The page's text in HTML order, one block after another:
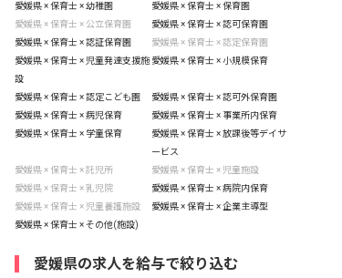
愛媛県 × 保育士 × 幼稚園
愛媛県 × 保育士 × 保育園
愛媛県 × 保育士 × 公立保育園
愛媛県 × 保育士 × 認可保育園
愛媛県 × 保育士 × 認証保育園
愛媛県 × 保育士 × 認定保育園
愛媛県 × 保育士 × 児童発達支援施
設
愛媛県 × 保育士 × 小規模保育
愛媛県 × 保育士 × 認定こども園
愛媛県 × 保育士 × 認可外保育園
愛媛県 × 保育士 × 病児保育
愛媛県 × 保育士 × 事業所内保育
愛媛県 × 保育士 × 学童保育
愛媛県 × 保育士 × 放課後等デイサ
ービス
愛媛県 × 保育士 × 託児所
愛媛県 × 保育士 × 児童施設
愛媛県 × 保育士 × 乳児院
愛媛県 × 保育士 × 病院内保育
愛媛県 × 保育士 × 児童養護施設
愛媛県 × 保育士 × 企業主導型
愛媛県 × 保育士 × その他(施設)
愛媛県の求人を給与で絞り込む